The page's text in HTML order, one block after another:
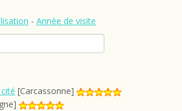
- Année de visite
[Carcassonne]